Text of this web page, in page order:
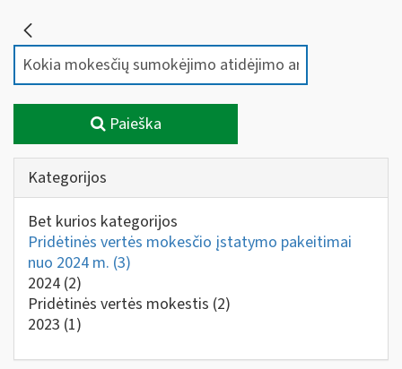
Paieška
Kategorijos
Bet kurios kategorijos
Pridėtinės vertės mokesčio įstatymo pakeitimai
nuo 2024 m. (3)
2024 (2)
Pridėtinės vertės mokestis (2)
2023 (1)